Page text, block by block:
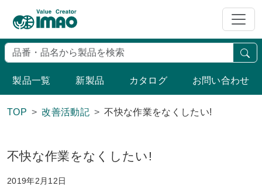
製品一覧 新製品 カタログ お問い合わせ
TOP 改善活動記 不快な作業をなくしたい!
不快な作業をなくしたい!
2019年2月12日